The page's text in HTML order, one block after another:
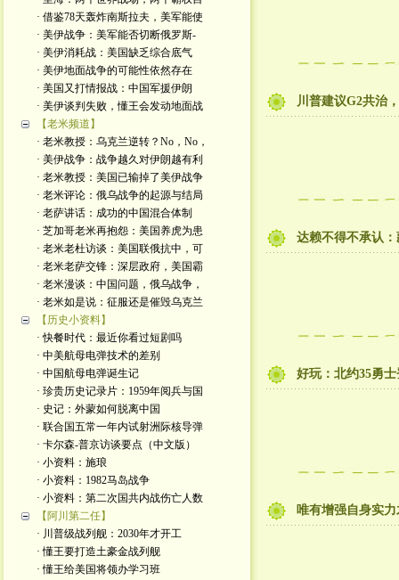
· 借鉴78天轰炸南斯拉夫，美军能使
· 美伊战争：美军能否切断俄罗斯-
· 美伊消耗战：美国缺乏综合底气
· 美伊地面战争的可能性依然存在
· 美国又打情报战：中国军援伊朗
· 美伊谈判失败，懂王会发动地面战
【老米频道】
· 老米教授：乌克兰逆转？No，No，
· 美伊战争：战争越久对伊朗越有利
· 老米教授：美国已输掉了美伊战争
· 老米评论：俄乌战争的起源与结局
· 老萨讲话：成功的中国混合体制
· 芝加哥老米再抱怨：美国养虎为患
· 老米老杜访谈：美国联俄抗中，可
· 老米老萨交锋：深层政府，美国霸
· 老米漫谈：中国问题，俄乌战争，
· 老米如是说：征服还是催毁乌克兰
【历史小资料】
· 快餐时代：最近你看过短剧吗
· 中美航母电弹技术的差别
· 中国航母电弹诞生记
· 珍贵历史记录片：1959年阅兵与国
· 史记：外蒙如何脱离中国
· 联合国五常一年内试射洲际核导弹
· 卡尔森-普京访谈要点（中文版）
· 小资料：施琅
· 小资料：1982马岛战争
· 小资料：第二次国共内战伤亡人数
【阿川第二任】
· 川普级战列舰：2030年才开工
· 懂王要打造土豪金战列舰
· 懂王给美国将领办学习班
川普建议G2共治
达赖不得不承认
好玩：北约35勇
唯有增强自身实